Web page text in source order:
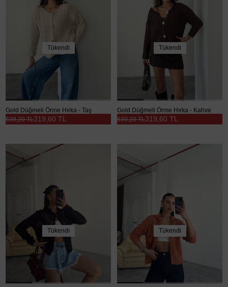
Tükendi
Gold Düğmeli Örme Hırka - Taş
319,60 TL
639,20 TL
Tükendi
Gold Düğmeli Örme Hırka - Kahve
319,60 TL
639,20 TL
Tükendi Tükendi